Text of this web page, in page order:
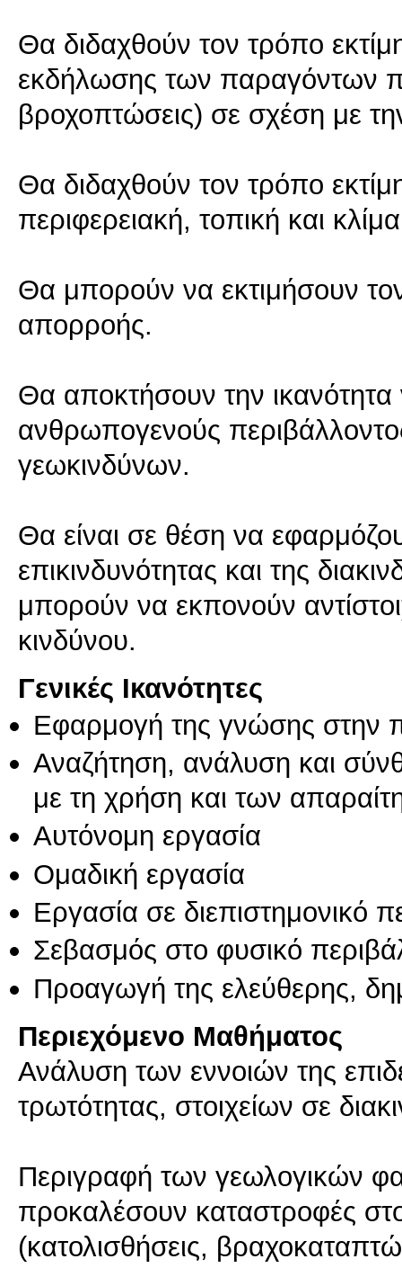
Θα διδαχθούν τον τρόπο
εκδήλωσης των παραγόντων
βροχοπτώσεις) σε σχέση με
Θα διδαχθούν τον τρόπο
περιφερειακή, τοπική και
Θα μπορούν να εκτιμήσουν
απορροής.
Θα αποκτήσουν την
ανθρωπογενούς
γεωκινδύνων.
Θα είναι σε θέση να
επικινδυνότητας και της
μπορούν να εκπονούν
κινδύνου.
Γενικές Ικανότητες
Εφαρμογή της γνώσης στην
Αναζήτηση, ανάλυση και
με τη χρήση και των
Αυτόνομη εργασία
Ομαδική εργασία
Εργασία σε διεπιστημονικό
Σεβασμός στο φυσικό
Προαγωγή της ελεύθερης,
Περιεχόμενο Μαθήματος
Ανάλυση των εννοιών της
τρωτότητας, στοιχείων σε
Περιγραφή των γεωλογικών
προκαλέσουν καταστροφές
(κατολισθήσεις,